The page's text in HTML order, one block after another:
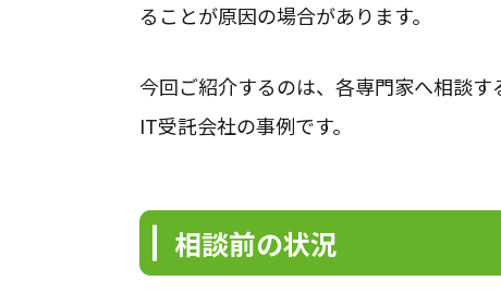
ることが原因の場合があります。
今回ご紹介するのは、各専門家へ相談
IT受託会社の事例です。
相談前の状況
対応地域
全国対応